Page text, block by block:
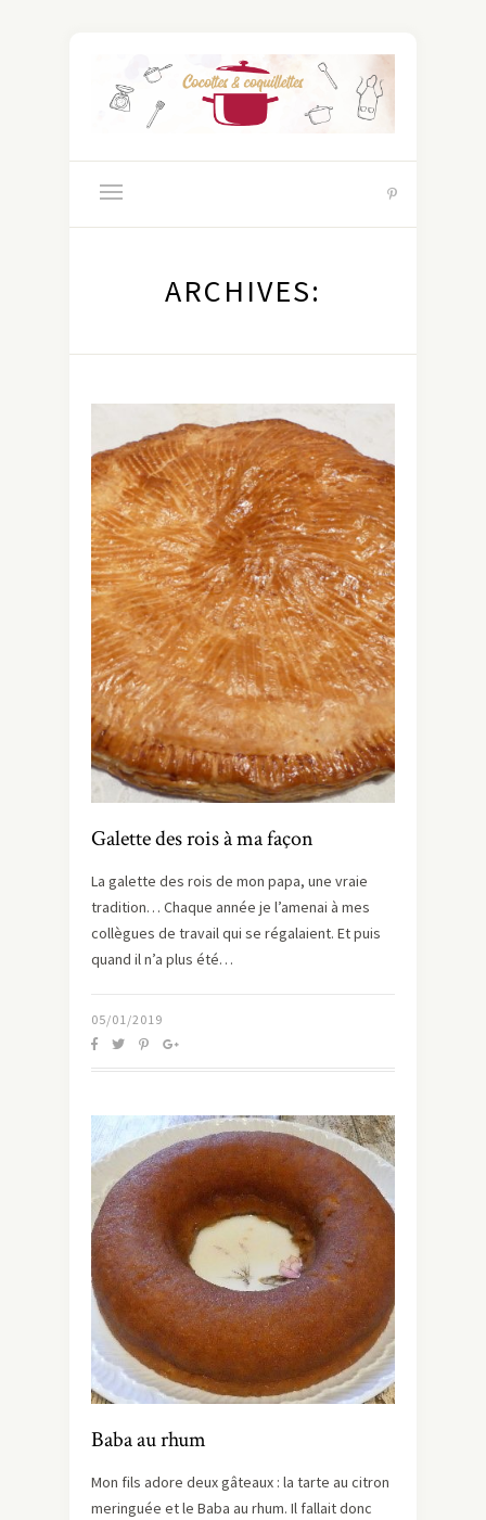
ARCHIVES:
Galette des rois à ma façon
La galette des rois de mon papa, une vraie
tradition… Chaque année je l’amenai à mes
collègues de travail qui se régalaient. Et puis
quand il n’a plus été…
05/01/2019
Baba au rhum
Mon fils adore deux gâteaux : la tarte au citron
meringuée et le Baba au rhum. Il fallait donc